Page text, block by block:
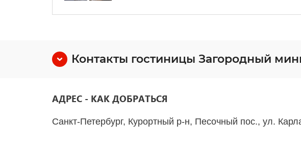
Контакты гостиницы Загородный
АДРЕС - КАК ДОБРАТЬСЯ
Санкт-Петербург, Курортный р-н, Песочный пос., ул.